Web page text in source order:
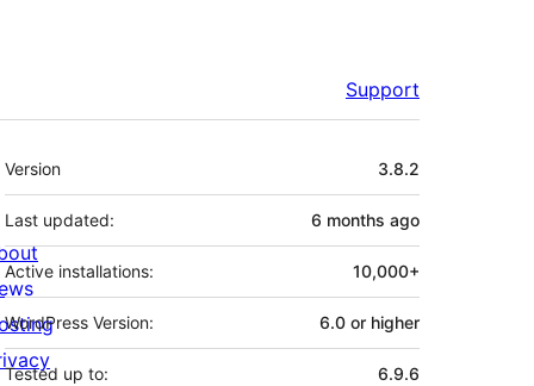
Support
Meta
Version 3.8.2
Last updated: 6 months ago
Active installations: 10,000+
WordPress Version: 6.0 or higher
Tested up to: 6.9.6